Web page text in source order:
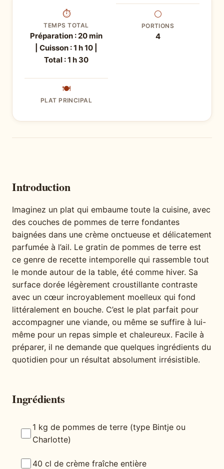
⏱
TEMPS TOTAL
Préparation : 20 min
| Cuisson : 1 h 10 |
Total : 1 h 30
⚪
PORTIONS
4
🍽
PLAT PRINCIPAL
Introduction
Imaginez un plat qui embaume toute la cuisine, avec
des couches de pommes de terre fondantes
baignées dans une crème onctueuse et délicatement
parfumée à l’ail. Le gratin de pommes de terre est
ce genre de recette intemporelle qui rassemble tout
le monde autour de la table, été comme hiver. Sa
surface dorée légèrement croustillante contraste
avec un cœur incroyablement moelleux qui fond
littéralement en bouche. C’est le plat parfait pour
accompagner une viande, ou même se suffire à lui-
même pour un repas simple et chaleureux. Facile à
préparer, il ne demande que quelques ingrédients du
quotidien pour un résultat absolument irrésistible.
Ingrédients
1 kg de pommes de terre (type Bintje ou
Charlotte)
40 cl de crème fraîche entière